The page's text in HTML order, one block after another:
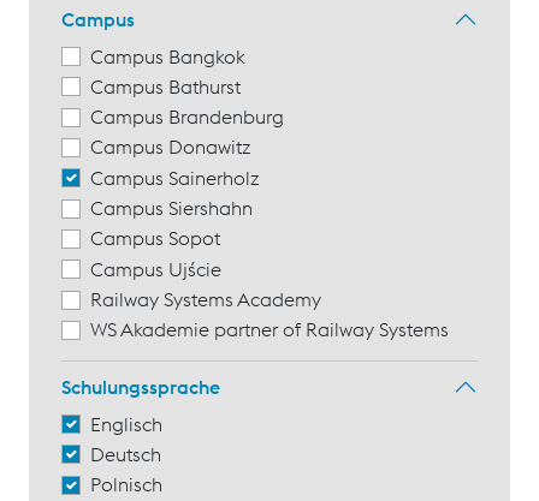
Campus
Campus Bangkok
Campus Bathurst
Campus Brandenburg
Campus Donawitz
Campus Sainerholz
Campus Siershahn
Campus Sopot
Campus Ujście
Railway Systems Academy
WS Akademie partner of Railway Systems
Schulungssprache
Englisch
Deutsch
Polnisch